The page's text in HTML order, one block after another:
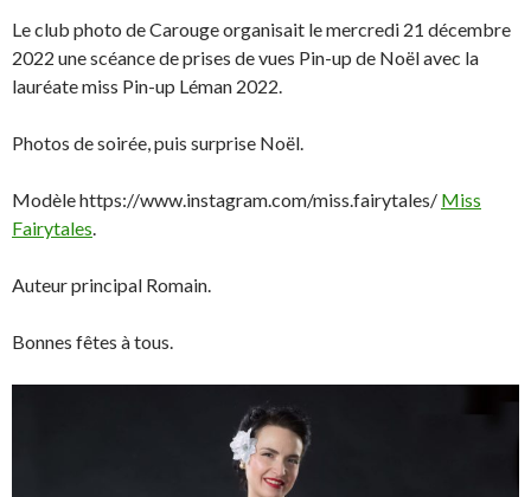
Le club photo de Carouge organisait le mercredi 21 décembre
2022 une scéance de prises de vues Pin-up de Noël avec la
lauréate miss Pin-up Léman 2022.
Photos de soirée, puis surprise Noël.
Modèle https://www.instagram.com/miss.fairytales/ Miss
Fairytales
Auteur principal Romain.
Bonnes fêtes à tous.